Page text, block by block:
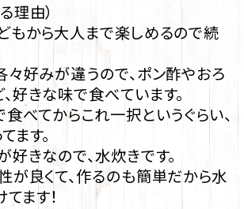
理由）
もから大人まで楽しめるので続
々好みが違うので、ポン酢やおろ
好きな味で食べています。
食べてからこれ一択というぐらい、
ます。
好きなので、水炊きです。
が良くて、作るのも簡単だから水
ます！